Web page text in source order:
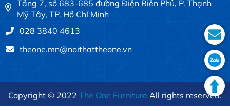
Tầng 7, số 683-685 đường Điện Biên Phủ, P. Thạnh
Mỹ Tây, TP. Hồ Chí Minh
028 3840 4613
theone.mn@noithattheone.vn
Copyright © 2022 The One Furniture All rights reserved.